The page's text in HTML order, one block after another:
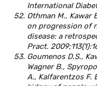
International
Othman M., Kawar
on progression of
disease: a
Pract.
Goumenos D.S.,
Wagner B.,
A., Kalfarentzos F.